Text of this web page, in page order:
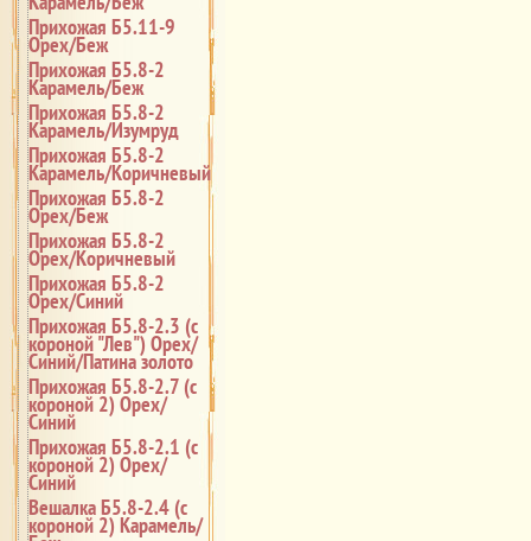
Прихожая Б5.11-9
Орех/Беж
Прихожая Б5.8-2
Карамель/Беж
Прихожая Б5.8-2
Карамель/Изумруд
Прихожая Б5.8-2
Карамель/Коричневый
Прихожая Б5.8-2
Орех/Беж
Прихожая Б5.8-2
Орех/Коричневый
Прихожая Б5.8-2
Орех/Синий
Прихожая Б5.8-2.3 (с
короной "Лев") Орех/
Синий/Патина золото
Прихожая Б5.8-2.7 (с
короной 2) Орех/
Синий
Прихожая Б5.8-2.1 (с
короной 2) Орех/
Синий
Вешалка Б5.8-2.4 (с
короной 2) Карамель/